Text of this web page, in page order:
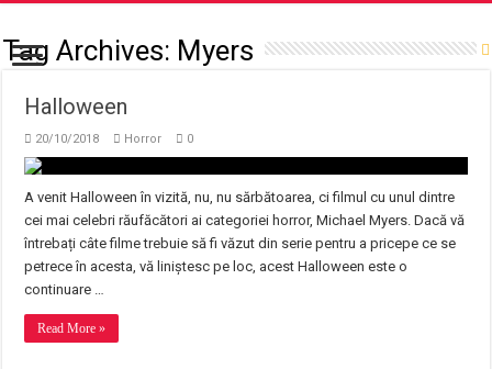
Tag Archives: Myers
Halloween
20/10/2018 Horror 0
A venit Halloween în vizită, nu, nu sărbătoarea, ci filmul cu unul dintre
cei mai celebri răufăcători ai categoriei horror, Michael Myers. Dacă vă
întrebați câte filme trebuie să fi văzut din serie pentru a pricepe ce se
petrece în acesta, vă liniștesc pe loc, acest Halloween este o
continuare …
Read More »